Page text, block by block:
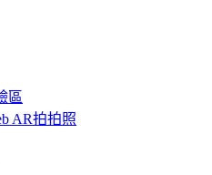
區
AR拍拍照